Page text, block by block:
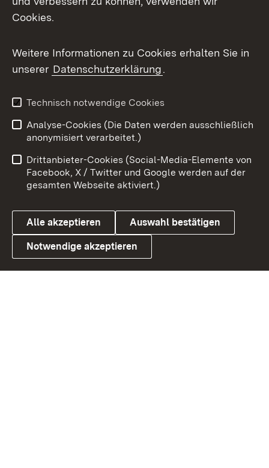
X / Twitter
Youtube
Link zum Landesportal
Impressum
Kontakt
Barrierefreiheit
Datenschutz
Cookies
Cookies.
Weitere Informationen zu Cookies erhalten Sie in
unserer Datenschutzerklärung.
Technisch notwendige Cookies
Analyse-Cookies (Die Daten werden ausschließlich
anonymisiert verarbeitet.)
Drittanbieter-Cookies (Social-Media-Elemente von
Facebook, X / Twitter und Google werden auf der
gesamten Webseite aktiviert.)
Alle akzeptieren Auswahl bestätigen
Notwendige akzeptieren